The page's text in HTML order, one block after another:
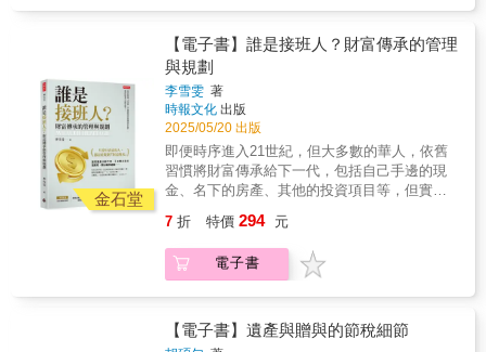
上、保大不保小！ 更具體而言： & 以小於年薪
5%金額，買500萬元保障險（10倍年薪）＋日
額5,000元住院醫療險。 & 作者是保險局外人，
寫此書不是和保險公司有什麼過節，一開始純
粹是因為小孫女出生後，媳婦要為她買一張0歲
保單。「主約是20年繳的終身壽險，加上7種附
約，年繳保費23,932元」，引發他對保險的興
趣。 『直覺上，覺得替「0歲嬰兒」買保險好
像怪怪的，通膨效應無止境，等她到35、50歲
時的保單價值剩多少？因涉及家人的權益，乃
人究竟能由保單獲得怎樣的保障」』。 & 作者
重視思考的邏輯。1985年在他35歲，因自感
「學然後而知不足」，乃決定放棄11年的工作
認為「工程師必須懂統計分析」，規定研究生
內付清而已。 & 此四項觀念並非完全錯誤，而
險觀，保險 公司才會投大眾所好，設計許多高
保費、低保障的①終身型、②還本型、③投資
型、④類全委型及⑤附保證型等保險商品來賺
客戶的錢。 其中終身型保單比較貴的可能原因
之一是：「目前台灣人平均壽命是80.9歲（男
77.7歲、女84.2歲），壽險業的第六回「經驗
生命表」，是男81.11歲、女86.64歲（2021／7
／1），但是，各保險公司的終身型保單卻依99
對相同保障而言，終身型壽險的保費，可能是
灣保險市場的怪現象之後，也提出了他的保險
觀念。 & 保險三訣：救急不救窮、錢花刀口
上、保大不保小！ 更具體而言： & 以小於年薪
5%金額，買500萬元保障險（10倍年薪）＋日
額5,000元住院醫療險。 & 作者是保險局外人，
如果你認為「有錢人才需要做財富傳承計
劃」，但其實這是大錯特錯的！現代社會經常
發生，親人之間因為分配遺產問題，導致家庭
失和……，更令人啼笑皆非的是，許多個案並
非名下擁有龐大的遺產，但依舊搞到家人之間
雞飛狗跳。所以，無論資產多寡，提早做好自
己的遺產規劃，才能為下一代解決許多煩惱。
金石堂
【電子書】誰是接班人？財富傳承的管理
與規劃
李雪雯 著
時報文化 出版
2025/05/20 出版
即便時序進入21世紀，但大多數的華人，依舊
習慣將財富傳承給下一代，包括自己手邊的現
金、名下的房產、其他的投資項目等，但實際
然而，提前妥善規劃財富傳承計劃，才是有效
避免遺產分配不均、子女無力支付遺產稅，進
而難以繼承遺產等問題。
如果你認為「有錢人才需要做財富傳承計
劃」，但其實這是大錯特錯的！現代社會經常
7 折 特價 294 元
電子書
【電子書】遺產與贈與的節稅細節